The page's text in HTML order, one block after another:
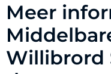
Meer
Willibrord